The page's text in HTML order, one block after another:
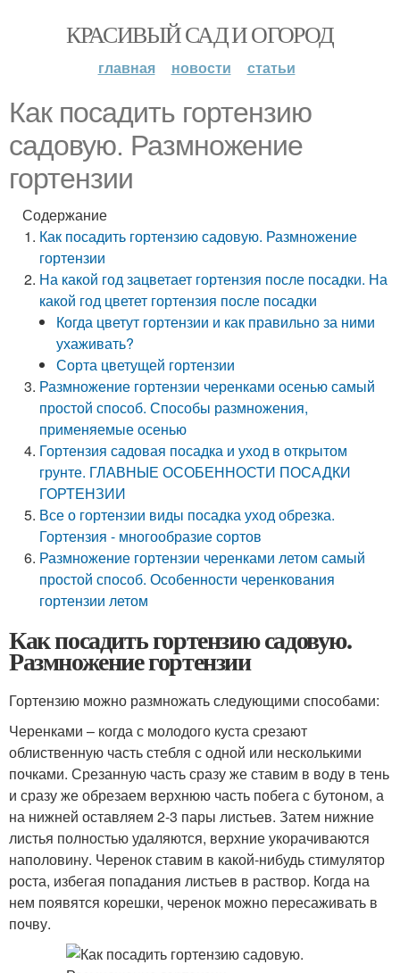
КРАСИВЫЙ САД И ОГОРОД
главная новости статьи
Как посадить гортензию
садовую. Размножение
гортензии
Содержание
Как посадить гортензию садовую. Размножение
гортензии
На какой год зацветает гортензия после посадки. На
какой год цветет гортензия после посадки
Когда цветут гортензии и как правильно за ними
ухаживать?
Сорта цветущей гортензии
Размножение гортензии черенками осенью самый
простой способ. Способы размножения,
применяемые осенью
Гортензия садовая посадка и уход в открытом
грунте. ГЛАВНЫЕ ОСОБЕННОСТИ ПОСАДКИ
ГОРТЕНЗИИ
Все о гортензии виды посадка уход обрезка.
Гортензия - многообразие сортов
Размножение гортензии черенками летом самый
простой способ. Особенности черенкования
гортензии летом
Как посадить гортензию садовую.
Размножение гортензии
Гортензию можно размножать следующими способами:
Черенками – когда с молодого куста срезают
облиственную часть стебля с одной или несколькими
почками. Срезанную часть сразу же ставим в воду в тень
и сразу же обрезаем верхнюю часть побега с бутоном, а
на нижней оставляем 2-3 пары листьев. Затем нижние
листья полностью удаляются, верхние укорачиваются
наполовину. Черенок ставим в какой-нибудь стимулятор
роста, избегая попадания листьев в раствор. Когда на
нем появятся корешки, черенок можно пересаживать в
почву.